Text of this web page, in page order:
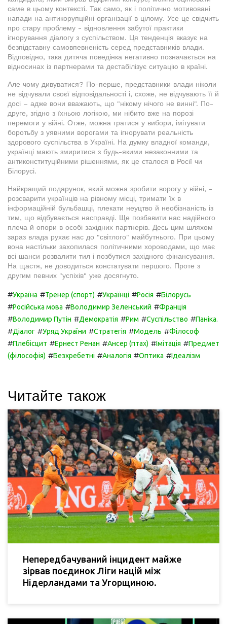
саме в цьому контексті. Так само, як і політично мотивовані
напади на антикорупційні організації в цілому. Усе це свідчить
про стару проблему - відновлення забутої практики
ігнорування діалогу з суспільством. Ця тенденція вказує на
безпідставну самовпевненість серед представників влади.
Відповідно, така дитяча поведінка негативно позначається на
відносинах із партнерами та дестабілізує ситуацію в країні.
Але чому дивуватися? По-перше, представники влади ніколи
не відчували своєї відповідальності і, схоже, не відчувають її й
досі – адже вони вважають, що "нікому нічого не винні". По-
друге, згідно з їхньою логікою, ми нібито вже на порозі
перемоги у війні. Отже, можна гратися у вибори, імітувати
боротьбу з уявними ворогами та ігнорувати реальність
здорового суспільства в Україні. На думку владної команди,
українці мають змиритися з будь-якими незаконними та
антиконституційними рішеннями, як це сталося в Росії чи
Білорусі.
Найкращий подарунок, який можна зробити ворогу у війні, -
розсварити українців на рівному місці, тримати їх в
інформаційній бульбашці, плекати неуцтво й необізнаність із
тим, що відбувається насправді. Ще позбавити нас надійного
плеча й опори в особі західних партнерів. Десь цим шляхом
зараз влада рухає нас до "світлого" майбутнього. При цьому
вона настільки захопилася політичними хороводами, що має
всі шанси розвалити тил і позбутися західного фінансування.
На щастя, не доводиться констатувати першого. Проте з
другим певних "успіхів" уже досягнуто.
#Україна #Тренер (спорт) #Українці #Росія #Білорусь
#Російська мова #Володимир Зеленський #Франція
#Володимир Путін #Демократія #Рим #Суспільство #Паніка.
#Діалог #Уряд України #Стратегія #Модель #Філософ
#Плебісцит #Ернест Ренан #Ансер (птах) #Імітація #Предмет
(філософія) #Безхребетні #Аналогія #Оптика #Ідеалізм
Читайте також
Непередбачуваний інцидент майже
зірвав поєдинок Ліги націй між
Нідерландами та Угорщиною.